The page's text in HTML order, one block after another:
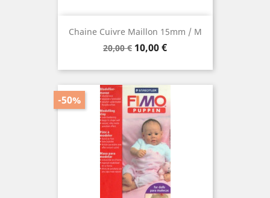
Chaine Cuivre Maillon 15mm / M
Prix
base
20,00 € Prix
10,00 €
-50%